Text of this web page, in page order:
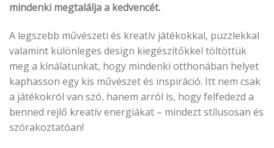
mindenki megtalálja a kedvencét.
A legszebb művészeti és kreatív játékokkal, puzzlekkal
valamint különleges design kiegészítőkkel töltöttük
meg a kínálatunkat, hogy mindenki otthonában helyet
kaphasson egy kis művészet és inspiráció. Itt nem csak
a játékokról van szó, hanem arról is, hogy felfedezd a
benned rejlő kreatív energiákat – mindezt stílusosan és
szórakoztatóan!